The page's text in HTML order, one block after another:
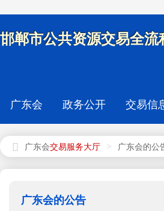
邯郸市公共资源交易全
广东会 政务公开 交易信
广东会 > 广东会的公
广东会的公告